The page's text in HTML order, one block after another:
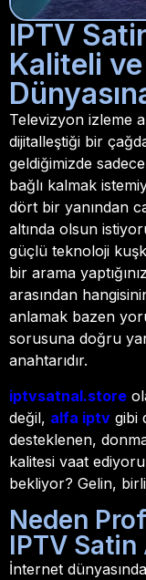
IPTV
Kaliteli
Televizyon izleme
dijitalleştiği bir
geldiğimizde
bağlı kalmak
dört bir yanından
altında olsun
güçlü teknoloji
bir arama
arasından
anlamak bazen
sorusuna doğru
anahtarıdır.
iptvsatnal.store
değil, alfa iptv gibi
desteklenen,
kalitesi vaat
bekliyor? Gelin,
Neden
IPTV Satin
İnternet